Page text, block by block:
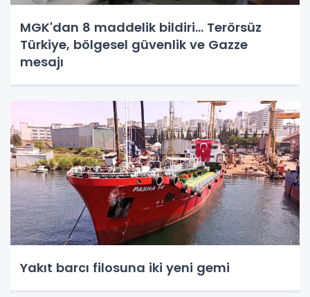
MGK'dan 8 maddelik bildiri... Terörsüz
Türkiye, bölgesel güvenlik ve Gazze
mesajı
Yakıt barcı filosuna iki yeni gemi